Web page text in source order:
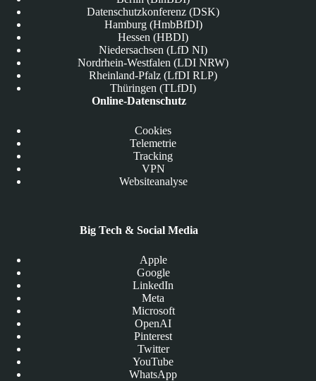
Datenschutzkonferenz (DSK)
Hamburg (HmbBfDI)
Hessen (HBDI)
Niedersachsen (LfD NI)
Nordrhein-Westfalen (LDI NRW)
Rheinland-Pfalz (LfDI RLP)
Thüringen (TLfDI)
Online-Datenschutz
Cookies
Telemetrie
Tracking
VPN
Websiteanalyse
Big Tech & Social Media
Apple
Google
LinkedIn
Meta
Microsoft
OpenAI
Pinterest
Twitter
YouTube
WhatsApp